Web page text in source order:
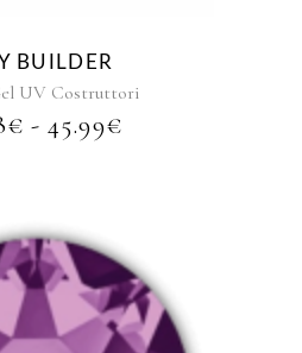
opzioni
essere
scelte
prodotto
BUILDER
UV Costruttori
€ - 45.99€FASCIA
A
45.99€